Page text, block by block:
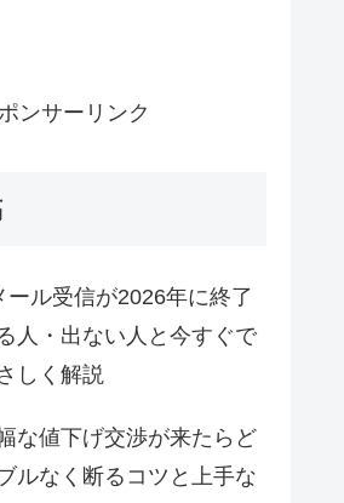
ンサーリンク
ール受信が2026年に終了
人・出ない人と今すぐで
しく解説
な値下げ交渉が来たらど
ルなく断るコツと上手な